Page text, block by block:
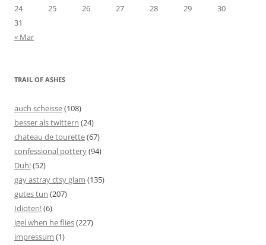
24
25 26 27 28 29
30
31
« Mar
TRAIL OF ASHES
auch scheisse(108)
besser als twittern (24)
chateau de tourette(67)
confessional pottery(94)
Duh!(52)
gay astray ctsy glam (135)
gutes tun (207)
Idioten!(6)
igel when he flies(227)
impressum (1)